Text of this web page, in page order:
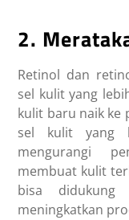
2.
Retinol dan
sel kulit yang
kulit baru naik ke
sel kulit yang
mengurangi
membuat kulit
bisa didukung
meningkatkan